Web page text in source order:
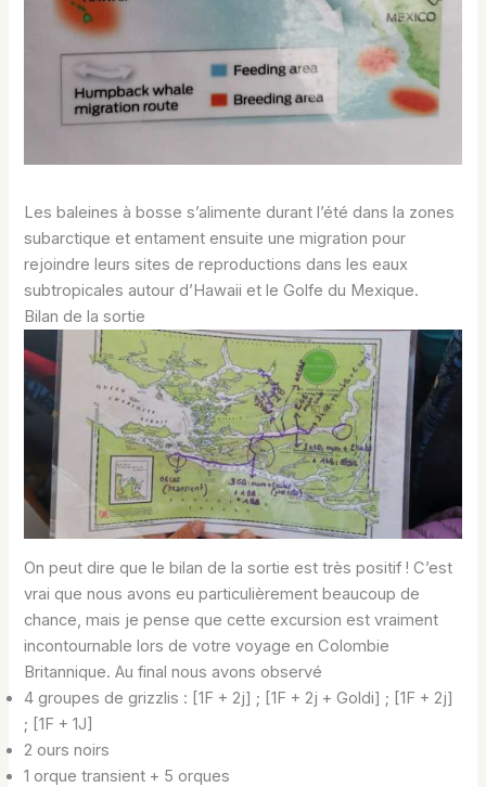
Les baleines à bosse s’alimente durant l’été dans la zones
subarctique et entament ensuite une migration pour
rejoindre leurs sites de reproductions dans les eaux
subtropicales autour d’Hawaii et le Golfe du Mexique.
Bilan de la sortie
On peut dire que le bilan de la sortie est très positif ! C’est
vrai que nous avons eu particulièrement beaucoup de
chance, mais je pense que cette excursion est vraiment
incontournable lors de votre voyage en Colombie
Britannique. Au final nous avons observé
4 groupes de grizzlis : [1F + 2j] ; [1F + 2j + Goldi] ; [1F + 2j]
; [1F + 1J]
2 ours noirs
1 orque transient + 5 orques